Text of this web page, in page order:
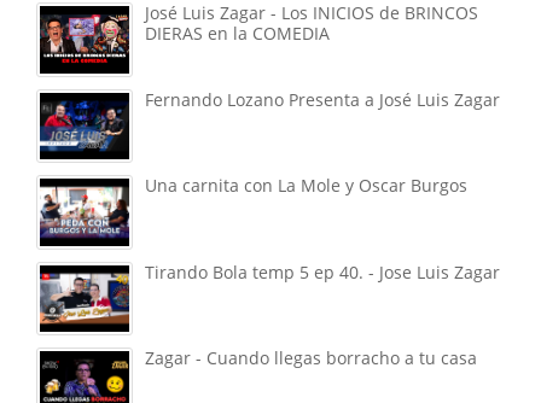
José Luis Zagar - Los INICIOS de BRINCOS
DIERAS en la COMEDIA
Fernando Lozano Presenta a José Luis Zagar
Una carnita con La Mole y Oscar Burgos
Tirando Bola temp 5 ep 40. - Jose Luis Zagar
Zagar - Cuando llegas borracho a tu casa